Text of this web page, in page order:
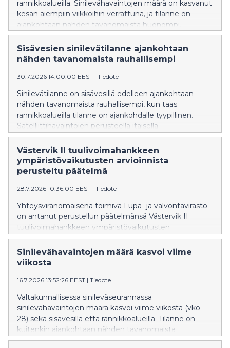
rannikkoalueilla. Sinilevähavaintojen määrä on kasvanut
kesän aiempiin viikkoihin verrattuna, ja tilanne on
ajankohtaan nähden tavanomaista huonompi.
Sisävesien sinilevätilanne ajankohtaan
nähden tavanomaista rauhallisempi
30.7.2026 14:00:00 EEST | Tiedote
Sinilevätilanne on sisävesillä edelleen ajankohtaan
nähden tavanomaista rauhallisempi, kun taas
rannikkoalueilla tilanne on ajankohdalle tyypillinen.
Satelliittihavaintojen perusteella itäisellä
Suomenlahdella on esiintynyt sinilevän pintakukintoja.
Västervik II tuulivoimahankkeen
ympäristövaikutusten arvioinnista
perusteltu päätelmä
28.7.2026 10:36:00 EEST | Tiedote
Yhteysviranomaisena toimiva Lupa- ja valvontavirasto
on antanut perustellun päätelmänsä Västervik II
tuulivoimahankkeen ympäristövaikutusten
arviointiselostuksesta.
Sinilevähavaintojen määrä kasvoi viime
viikosta
16.7.2026 13:52:26 EEST | Tiedote
Valtakunnallisessa sinileväseurannassa
sinilevähavaintojen määrä kasvoi viime viikosta (vko
28) sekä sisävesillä että rannikkoalueilla. Tilanne on
kuitenkin ajankohtaan nähden tavanomaista
rauhallisempi.